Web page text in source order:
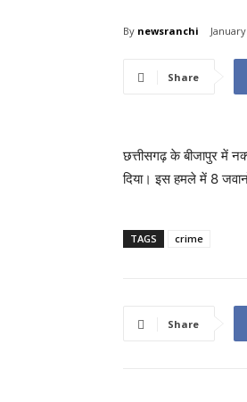
By newsranchi
Share
छत्तीसगढ़ के बीजापुर में
दिया। इस हमले में 8
TAGS crime
Share